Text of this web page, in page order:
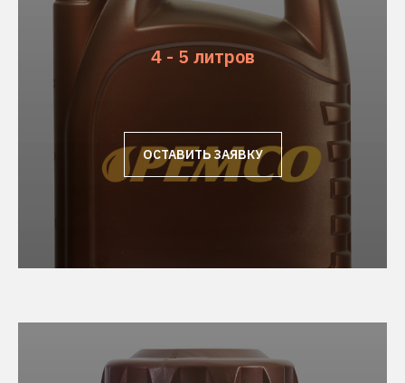
4 - 5 литров
ОСТАВИТЬ ЗАЯВКУ